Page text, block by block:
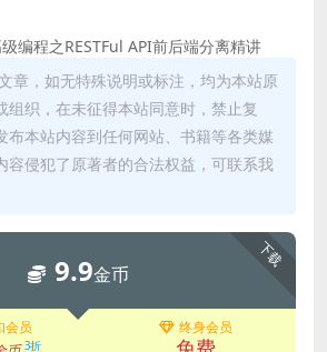
编程之RESTFul API前后端分离精讲
章，如无特殊说明或标注，均为本站原
组织，在未征得本站同意时，禁止复
布本站内容到任何网站、书籍等各类媒
容侵犯了原著者的合法权益，可联系我
下载
9.9金币
会员
3折
终身会员